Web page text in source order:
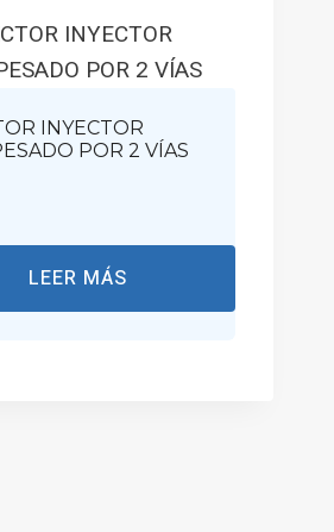
INYECTOR
POR 2 VÍAS
LEER MÁS